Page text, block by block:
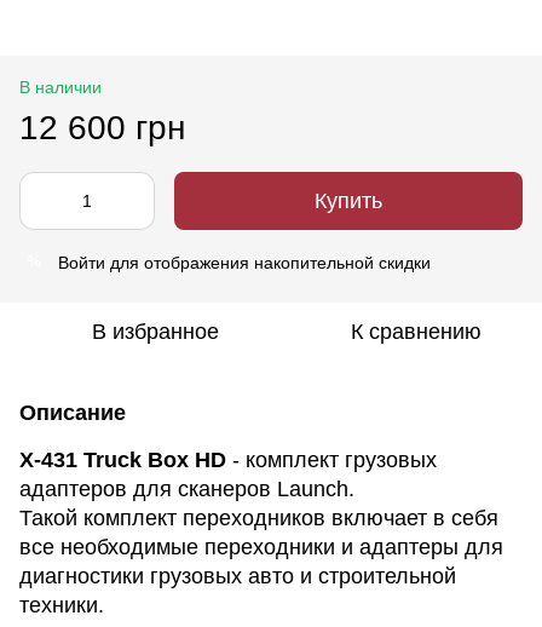
В наличии
12 600 грн
Купить
Войти для отображения накопительной скидки
В избранное К сравнению
Описание
X-431 Truck Box HD - комплект грузовых
адаптеров для сканеров Launch.
Такой комплект переходников включает в себя
все необходимые переходники и адаптеры для
диагностики грузовых авто и строительной
техники.